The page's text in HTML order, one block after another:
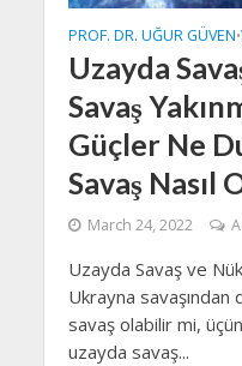
PROF. DR. UĞUR GÜVEN•
Uzayda
Savaş
Güçler Ne
Savaş Nasıl
March 24, 2022
Uzayda Savaş ve
Ukrayna savaşından
savaş olabilir mi,
uzayda savaş...